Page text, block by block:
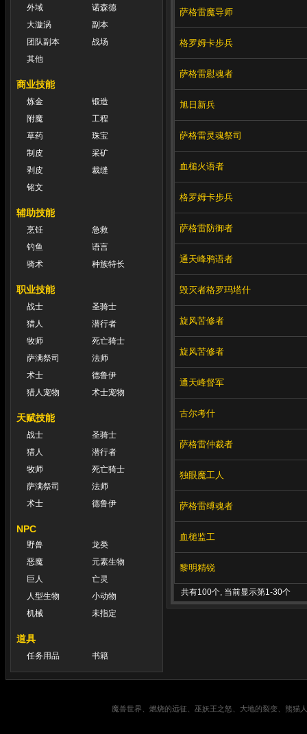
外域
诺森德
大漩涡
副本
团队副本
战场
其他
商业技能
炼金
锻造
附魔
工程
草药
珠宝
制皮
采矿
剥皮
裁缝
铭文
辅助技能
烹饪
急救
钓鱼
语言
骑术
种族特长
职业技能
战士
圣骑士
猎人
潜行者
牧师
死亡骑士
萨满祭司
法师
术士
德鲁伊
猎人宠物
术士宠物
天赋技能
战士
圣骑士
猎人
潜行者
牧师
死亡骑士
萨满祭司
法师
术士
德鲁伊
NPC
野兽
龙类
恶魔
元素生物
巨人
亡灵
人型生物
小动物
机械
未指定
道具
任务用品 书籍
萨格雷魔导师
格罗姆卡步兵
萨格雷慰魂者
旭日新兵
萨格雷灵魂祭司
血槌火语者
格罗姆卡步兵
萨格雷防御者
通天峰鸦语者
毁灭者格罗玛塔什
旋风苦修者
旋风苦修者
通天峰督军
古尔考什
萨格雷仲裁者
独眼魔工人
萨格雷缚魂者
血槌监工
黎明精锐
共有100个, 当前显示第1-30个
魔兽世界、燃烧的远征、巫妖王之怒、大地的裂变、熊猫